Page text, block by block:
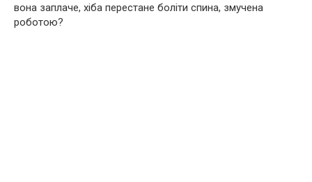
вона заплаче, хіба перестане боліти спина, змучена
роботою?